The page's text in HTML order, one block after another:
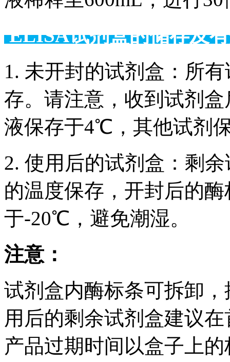
ELISA试剂盒的储存
1. 未开封的试剂盒：所
存。请注意，收到试剂
液保存于4℃，其他试剂
2. 使用后的试剂盒：剩
的温度保存，开封后的
于-20℃，避免潮湿。
注意：
试剂盒内酶标条可拆卸
用后的剩余试剂盒建议
产品过期时间以盒子上